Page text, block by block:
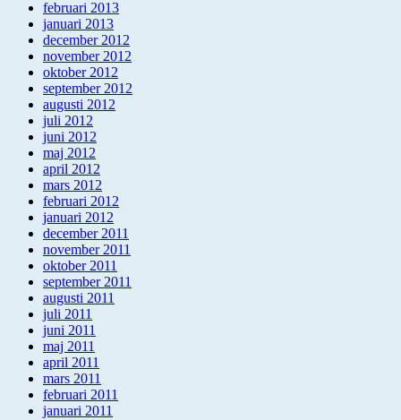
februari 2013
januari 2013
december 2012
november 2012
oktober 2012
september 2012
augusti 2012
juli 2012
juni 2012
maj 2012
april 2012
mars 2012
februari 2012
januari 2012
december 2011
november 2011
oktober 2011
september 2011
augusti 2011
juli 2011
juni 2011
maj 2011
april 2011
mars 2011
februari 2011
januari 2011